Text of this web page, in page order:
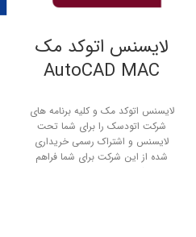
لایسنس اتوکد مک
AutoCAD MAC
لایسنس اتوکد مک و کلیه برنامه های
شرکت اتودسک را برای شما تحت
لایسنس و اشتراک رسمی خریداری
شده از این شرکت برای شما فراهم